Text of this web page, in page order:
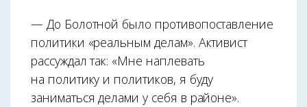
— До Болотной было противопоставление
политики «реальным делам». Активист
рассуждал так: «Мне наплевать
на политику и политиков, я буду
заниматься делами у себя в районе».